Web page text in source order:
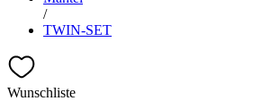
/
TWIN-SET
Wunschliste